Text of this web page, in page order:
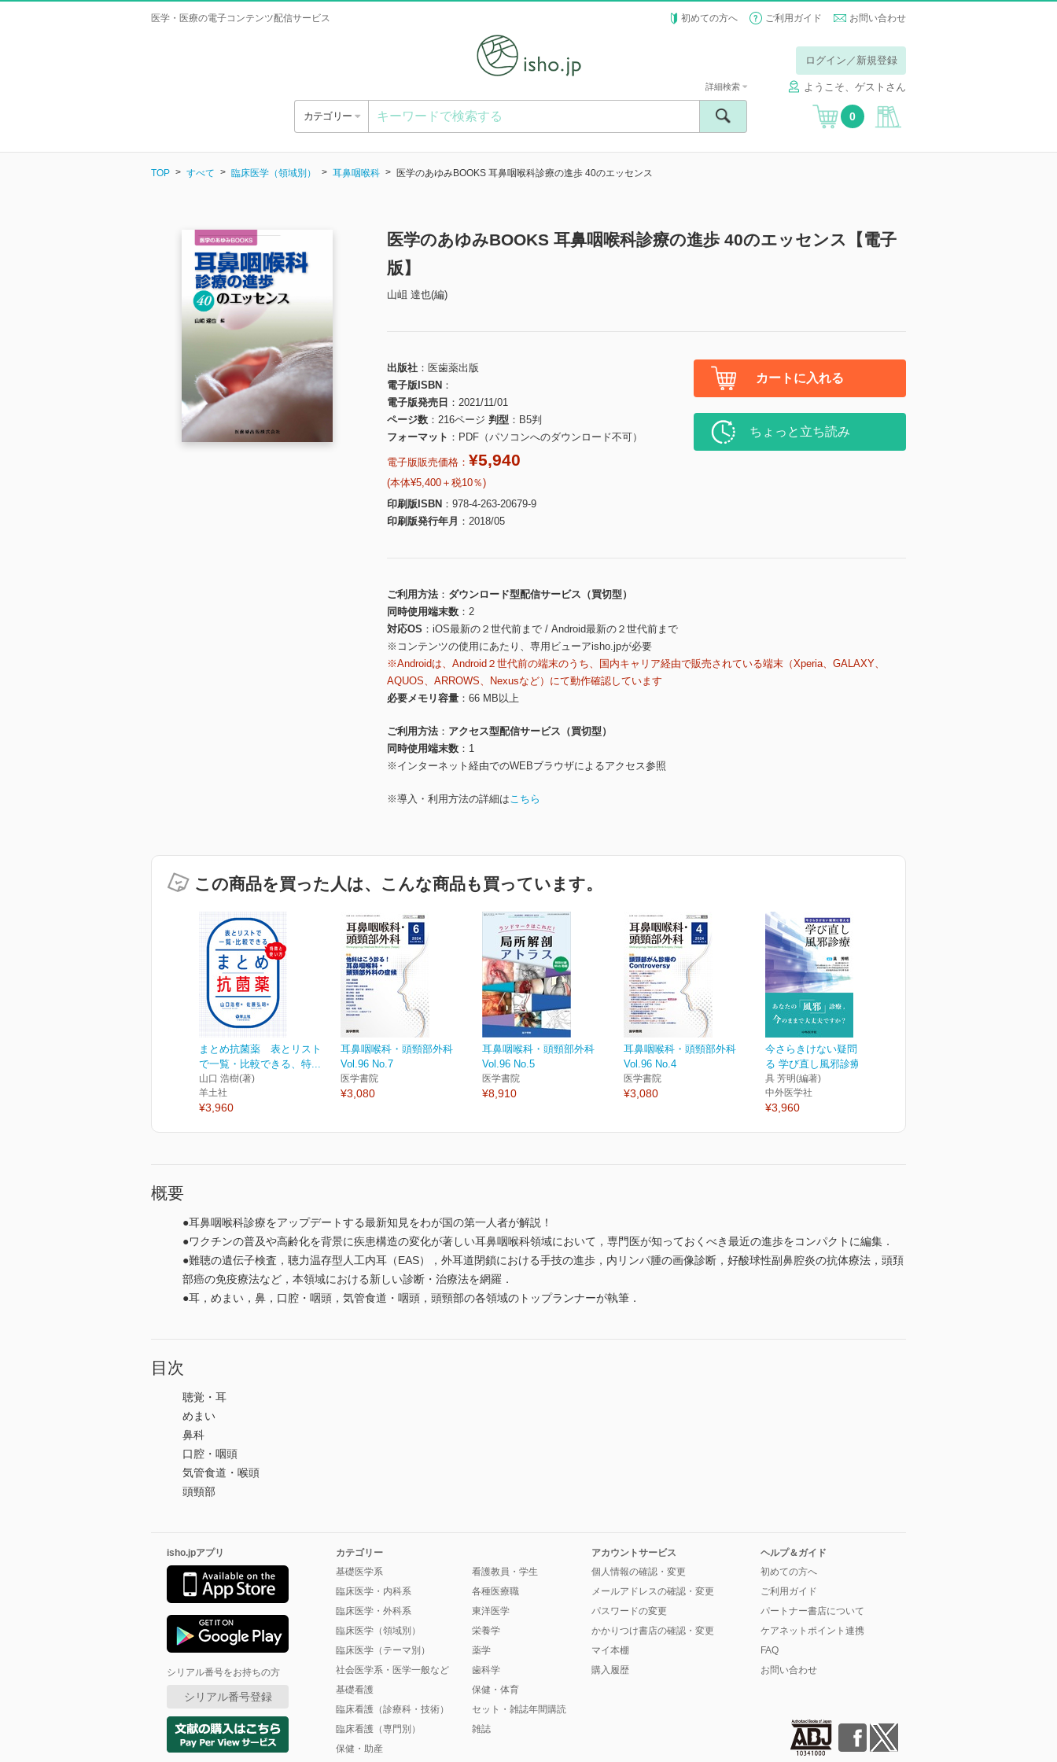
医学・医療の電子コンテンツ配信サービス 初めての方へ ご利用ガイド お問い合わせ
ログイン／新規登録
ようこそ、ゲストさん
カテゴリー
詳細検索
0
TOP すべて 臨床医学（領域別） 耳鼻咽喉科 医学のあゆみBOOKS 耳鼻咽喉科診療の進歩 40のエッセンス
医学のあゆみBOOKS 耳鼻咽喉科診療の進歩 40のエッセンス【電子
版】
山岨 達也(編)
出版社
医歯薬出版
電子版ISBN
電子版発売日
2021/11/01
ページ数
216ページ 判型
B5判
フォーマット
PDF（パソコンへのダウンロード不可）
電子版販売価格： ¥5,940
(本体¥5,400＋税10％)
印刷版ISBN
978-4-263-20679-9
印刷版発行年月
2018/05
カートに入れる
ちょっと立ち読み
ご利用方法
ダウンロード型配信サービス（買切型）
同時使用端末数
2
対応OS
iOS最新の２世代前まで / Android最新の２世代前まで
※コンテンツの使用にあたり、専用ビューアisho.jpが必要
※Androidは、Android２世代前の端末のうち、国内キャリア経由で販売されている端末（Xperia、GALAXY、
AQUOS、ARROWS、Nexusなど）にて動作確認しています
必要メモリ容量
66 MB以上
ご利用方法
アクセス型配信サービス（買切型）
同時使用端末数
1
※インターネット経由でのWEBブラウザによるアクセス参照
※導入・利用方法の詳細はこちら
この商品を買った人は、こんな商品も買っています。
まとめ抗菌薬 表とリスト
で一覧・比較できる、特...
山口 浩樹(著)
羊土社
¥3,960
耳鼻咽喉科・頭頸部外科
Vol.96 No.7
医学書院
¥3,080
耳鼻咽喉科・頭頸部外科
Vol.96 No.5
医学書院
¥8,910
耳鼻咽喉科・頭頸部外科
Vol.96 No.4
医学書院
¥3,080
今さらきけない疑問に答え
る 学び直し風邪診療
具 芳明(編著)
中外医学社
¥3,960
概要
●耳鼻咽喉科診療をアップデートする最新知見をわが国の第一人者が解説！
●ワクチンの普及や高齢化を背景に疾患構造の変化が著しい耳鼻咽喉科領域において，専門医が知っておくべき最近の進歩をコンパクトに編集．
●難聴の遺伝子検査，聴力温存型人工内耳（EAS），外耳道閉鎖における手技の進歩，内リンパ腫の画像診断，好酸球性副鼻腔炎の抗体療法，頭頚
部癌の免疫療法など，本領域における新しい診断・治療法を網羅．
●耳，めまい，鼻，口腔・咽頭，気管食道・咽頭，頭頸部の各領域のトップランナーが執筆．
目次
聴覚・耳
めまい
鼻科
口腔・咽頭
気管食道・喉頭
頭頸部
isho.jpアプリ
シリアル番号をお持ちの方
シリアル番号登録
カテゴリー
基礎医学系
臨床医学・内科系
臨床医学・外科系
臨床医学（領域別）
臨床医学（テーマ別）
社会医学系・医学一般など
基礎看護
臨床看護（診療科・技術）
臨床看護（専門別）
保健・助産
看護教員・学生
各種医療職
東洋医学
栄養学
薬学
歯科学
保健・体育
セット・雑誌年間購読
雑誌
アカウントサービス
個人情報の確認・変更
メールアドレスの確認・変更
パスワードの変更
かかりつけ書店の確認・変更
マイ本棚
購入履歴
ヘルプ＆ガイド
初めての方へ
ご利用ガイド
パートナー書店について
ケアネットポイント連携
FAQ
お問い合わせ